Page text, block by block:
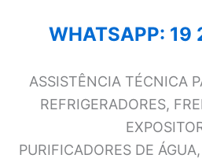
WHATSAPP:
ASSISTÊNCIA TÉCNICA
REFRIGERADORES,
PURIFICADORES DE